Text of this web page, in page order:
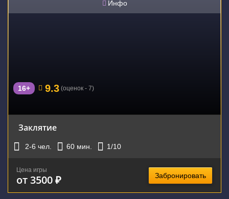
Инфо
16+ 9.3 (оценок - 7)
Заклятие
2-6 чел. 60 мин. 1/10
Цена игры
от 3500 ₽ Забронировать